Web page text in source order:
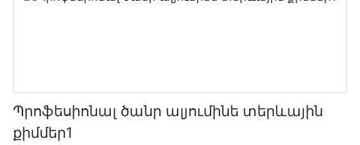
Պրոֆեսիոնալ ծանր ալյումինե տերևային
քիմմեր1